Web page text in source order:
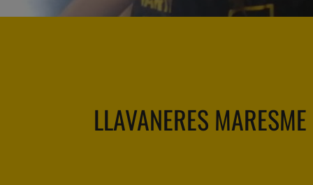
LLAVANERES MARESME